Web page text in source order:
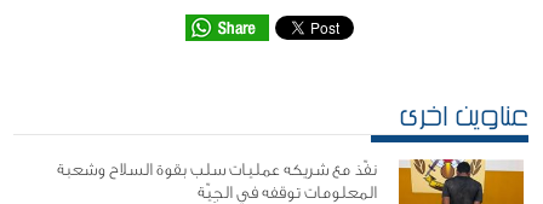
عناوين اخرى
نفّذ مع شريكه عمليات سلب بقوة السلاح وشعبة
المعلومات توقفه في الجِيّة